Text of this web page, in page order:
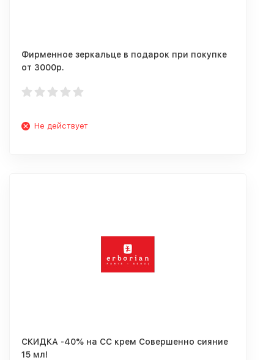
Фирменное зеркальце в подарок при покупке
от 3000р.
Не действует
СКИДКА -40% на CC крем Совершенно сияние
15 мл!